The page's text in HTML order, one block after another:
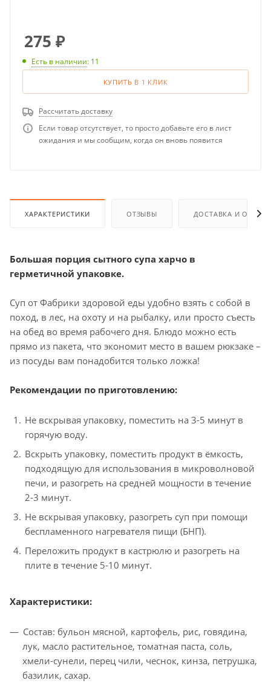
275 ₽
Есть в наличии: 11
КУПИТЬ В 1 КЛИК
Рассчитать доставку
Если товар отсутствует, то просто добавьте его в лист
ожидания и мы сообщим, когда он вновь появится
ХАРАКТЕРИСТИКИ ОТЗЫВЫ ДОСТАВКА И
Большая порция сытного супа харчо в
герметичной упаковке.
Суп от Фабрики здоровой еды удобно взять с собой в
поход, в лес, на охоту и на рыбалку, или просто съесть
на обед во время рабочего дня. Блюдо можно есть
прямо из пакета, что экономит место в вашем рюкзаке –
из посуды вам понадобится только ложка!
Рекомендации по приготовлению:
Не вскрывая упаковку, поместить на 3-5 минут в
горячую воду.
Вскрыть упаковку, поместить продукт в ёмкость,
подходящую для использования в микроволновой
печи, и разогреть на средней мощности в течение
2-3 минут.
Не вскрывая упаковку, разогреть суп при помощи
беспламенного нагревателя пищи (БНП).
Переложить продукт в кастрюлю и разогреть на
плите в течение 5-10 минут.
Характеристики:
Состав: бульон мясной, картофель, рис, говядина,
лук, масло растительное, томатная паста, соль,
хмели-сунели, перец чили, чеснок, кинза, петрушка,
базилик, сахар.